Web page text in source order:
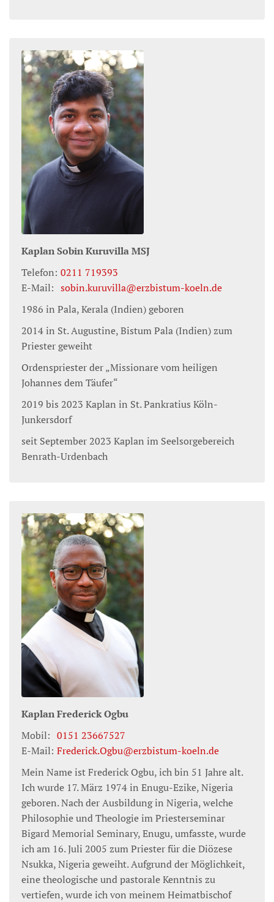
KaplanSobinKuruvilla MSJ
Telefon: 0211 719393
E-Mail: sobin.kuruvilla@erzbistum-koeln.de
1986 in Pala, Kerala (Indien) geboren
2014 in St. Augustine, Bistum Pala (Indien) zum
Priester geweiht
Ordenspriester der „Missionare vom heiligen
Johannes dem Täufer“
2019 bis 2023 Kaplan in St. Pankratius Köln-
Junkersdorf
seit September 2023 Kaplan im Seelsorgebereich
Benrath-Urdenbach
KaplanFrederickOgbu
Mobil: 0151 23667527
E-Mail: Frederick.Ogbu@erzbistum-koeln.de
Mein Name ist Frederick Ogbu, ich bin 51 Jahre alt.
Ich wurde 17. März 1974 in Enugu-Ezike, Nigeria
geboren. Nach der Ausbildung in Nigeria, welche
Philosophie und Theologie im Priesterseminar
Bigard Memorial Seminary, Enugu, umfasste, wurde
ich am 16. Juli 2005 zum Priester für die Diözese
Nsukka, Nigeria geweiht. Aufgrund der Möglichkeit,
eine theologische und pastorale Kenntnis zu
vertiefen, wurde ich von meinem Heimatbischof